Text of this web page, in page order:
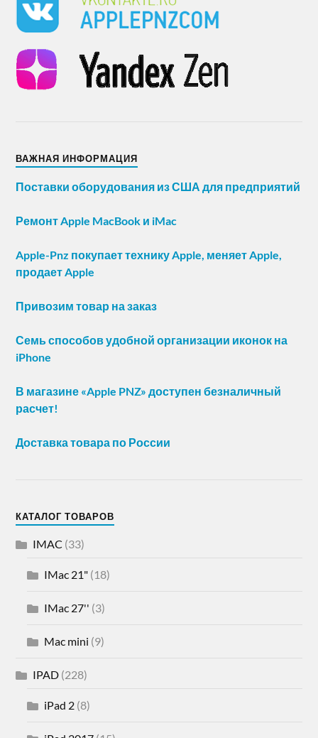
ВАЖНАЯ ИНФОРМАЦИЯ
Поставки оборудования из США для предприятий
Ремонт Apple MacBook и iMac
Apple-Pnz покупает технику Apple, меняет Apple,
продает Apple
Привозим товар на заказ
Семь способов удобной организации иконок на
iPhone
В магазине «Apple PNZ» доступен безналичный
расчет!
Доставка товара по России
КАТАЛОГ ТОВАРОВ
IMAC (33)
IMac 21" (18)
IMac 27'' (3)
Mac mini (9)
IPAD (228)
iPad 2 (8)